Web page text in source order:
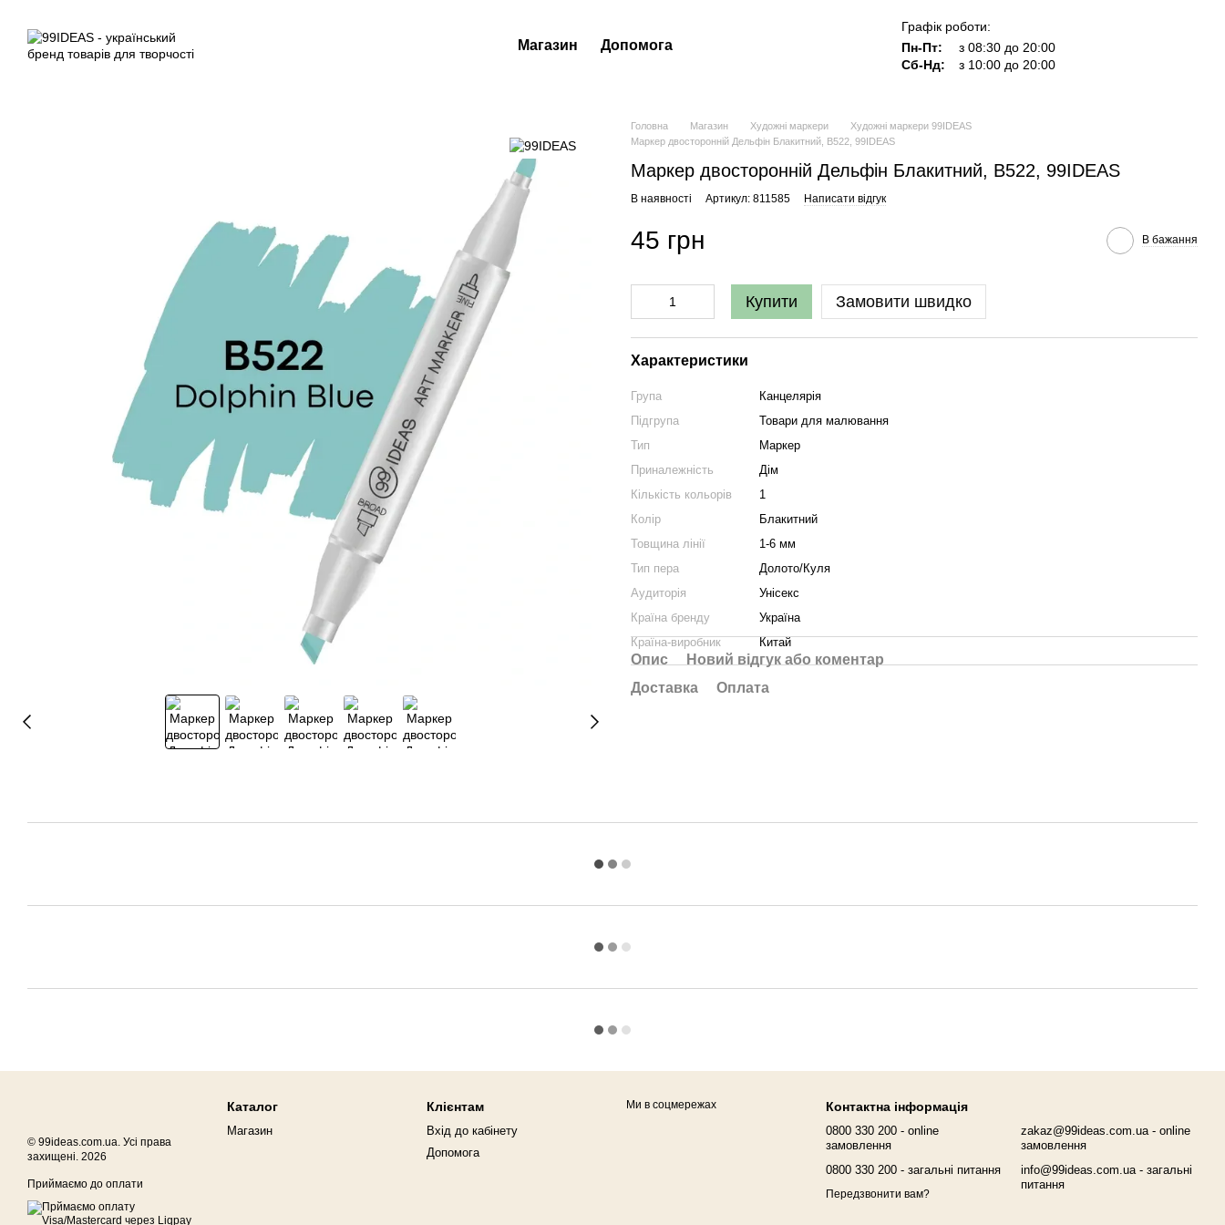
Магазин Допомога
Графік роботи:
Пн-Пт:
з 08:30 до 20:00
Сб-Нд:
з 10:00 до 20:00
Головна Магазин Художні маркери
Художні маркери 99IDEAS
Маркер двосторонній Дельфін Блакитний, B522, 99IDEAS
Маркер двосторонній Дельфін Блакитний, B522, 99IDEAS
В наявності Артикул: 811585 Написати відгук
45 грн В бажання
Купити Замовити швидко
Характеристики
Група
Канцелярія
Підгрупа
Товари для малювання
Тип
Маркер
Приналежність
Дім
Кількість кольорів
1
Колір
Блакитний
Товщина лінії
1-6 мм
Тип пера
Долото/Куля
Аудиторія
Унісекс
Країна бренду
Україна
Країна-виробник
Китай
Опис
Новий відгук або коментар
Доставка
Оплата
© 99ideas.com.ua. Усі права
захищені. 2026
Приймаємо до оплати
Каталог
Магазин
Клієнтам
Вхід до кабінету
Допомога
Ми в соцмережах Контактна інформація
0800 330 200 - online
замовлення
0800 330 200 - загальні питання
Передзвонити вам?
zakaz@99ideas.com.ua - online
замовлення
info@99ideas.com.ua - загальні
питання